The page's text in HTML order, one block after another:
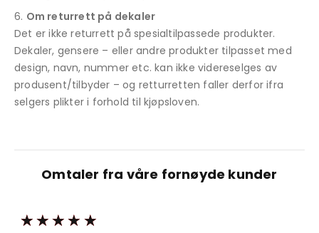
Om returrett på dekaler
Det er ikke returrett på spesialtilpassede produkter.
Dekaler, gensere – eller andre produkter tilpasset med
design, navn, nummer etc. kan ikke videreselges av
produsent/tilbyder – og retturretten faller derfor ifra
selgers plikter i forhold til kjøpsloven.
Omtaler fra våre fornøyde kunder
★ ★ ★ ★ ★